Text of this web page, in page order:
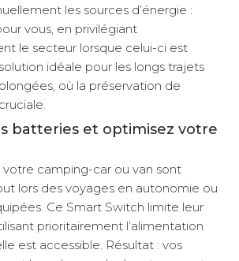
les sources d’énergie :
vous, en privilégiant
le secteur lorsque celui-ci est
idéale pour les longs trajets
où la préservation de
batteries et optimisez votre
camping-car ou van sont
lors des voyages en autonomie ou
Ce Smart Switch limite leur
prioritairement l’alimentation
est accessible. Résultat : vos